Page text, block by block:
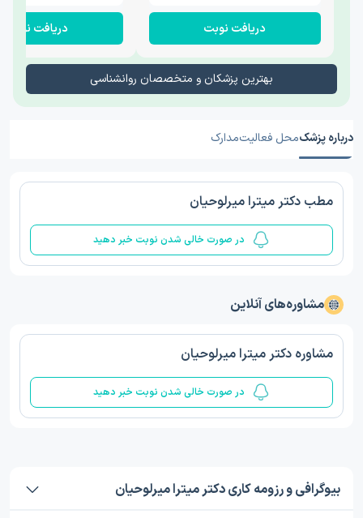
دریافت نوبت دریافت نوبت
بهترین پزشکان و متخصصان روانشناسی
درباره پزشکمحل فعالیتمدارک
مطب دکتر میترا میرلوحیان
در صورت خالی شدن نوبت خبر دهید
مشاوره‌های آنلاین
مشاوره دکتر میترا میرلوحیان
در صورت خالی شدن نوبت خبر دهید
بیوگرافی و رزومه کاری دکتر میترا میرلوحیان